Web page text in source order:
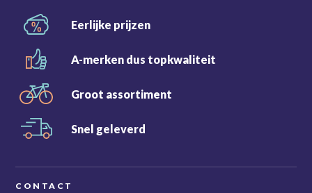
Eerlijke prijzen
A-merken dus topkwaliteit
Groot assortiment
Snel geleverd
CONTACT